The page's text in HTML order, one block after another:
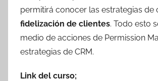
permitirá conocer las estrategias de
fidelización de clientes. Todo esto
medio de acciones de Permission
estrategias de CRM.
Link del curso;